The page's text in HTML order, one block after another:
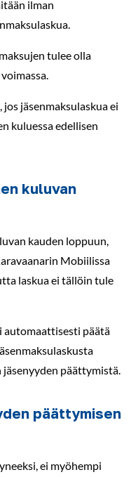
ilman
tulee olla
jäsenmaksulaskua ei
kuluessa edellisen
kuluvan
kauden loppuun,
Mobiilissa
laskua ei tällöin tule
automaattisesti päätä
päättymistä.
päättymisen
ei myöhempi